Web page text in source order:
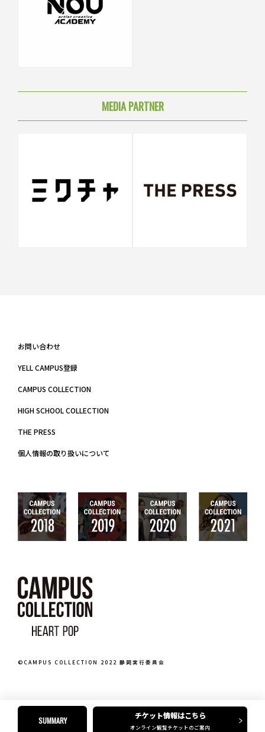
SUMMARY
チケット情報はこちら
オンライン観覧チケットのご案内
MEDIA PARTNER
お問い合わせ
YELL CAMPUS登録
CAMPUS COLLECTION
HIGH SCHOOL COLLECTION
THE PRESS
個人情報の取り扱いについて
©CAMPUS COLLECTION 2022 静岡実行委員会